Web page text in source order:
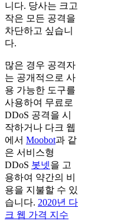
니다. 당사는 크고
작은 모든 공격을
차단하고 싶습니
다.
많은 경우 공격자
는 공개적으로 사
용 가능한 도구를
사용하여 무료로
DDoS 공격을 시
작하거나 다크 웹
에서 Moobot과 같
은 서비스형
DDoS 봇넷을 고
용하여 약간의 비
용을 지불할 수 있
습니다. 2020년 다
크 웹 가격 지수